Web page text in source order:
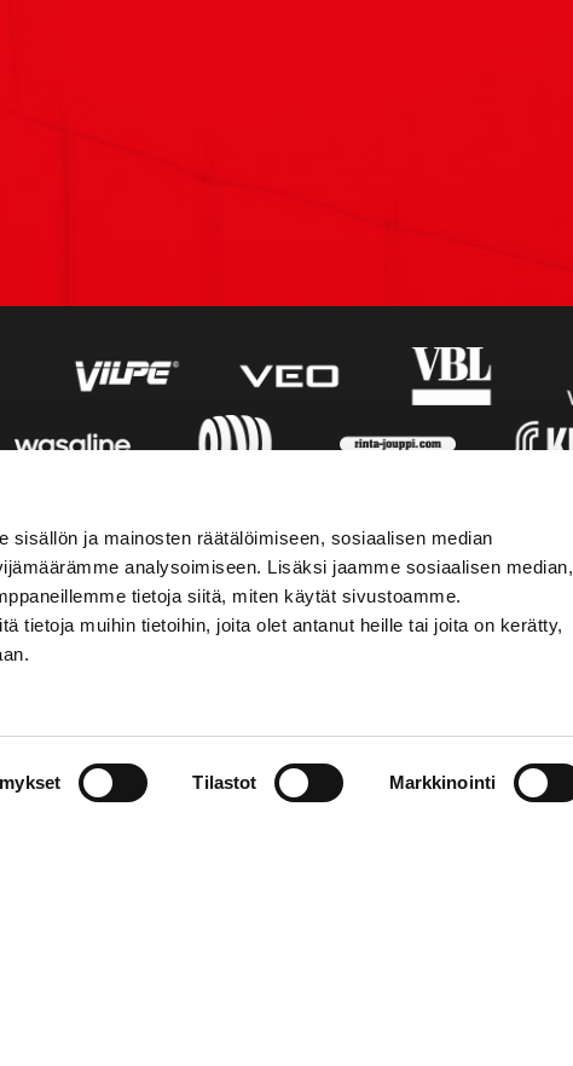
sisällön ja mainosten räätälöimiseen, sosiaalisen median
analysoimiseen. Lisäksi jaamme sosiaalisen median,
tietoja siitä, miten käytät sivustoamme.
tietoja muihin tietoihin, joita olet antanut heille tai joita on kerätty,
Tilastot Markkinointi
SOSIAALINEN MEDIA
facebook